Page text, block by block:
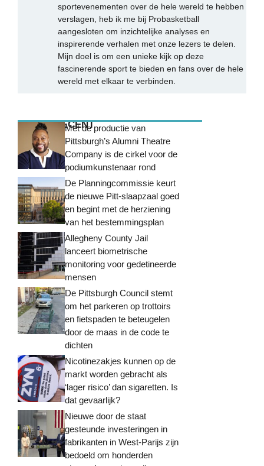
sportevenementen over de hele wereld te hebben
verslagen, heb ik me bij Probasketball
aangesloten om inzichtelijke analyses en
inspirerende verhalen met onze lezers te delen.
Mijn doel is om een unieke kijk op deze
fascinerende sport te bieden en fans over de hele
wereld met elkaar te verbinden.
MEEST RECENTMet de productie van
Pittsburgh’s Alumni Theatre
Company is de cirkel voor de
podiumkunstenaar rond
De Planningcommissie keurt
de nieuwe Pitt-slaapzaal goed
en begint met de herziening
van het bestemmingsplan
Allegheny County Jail
lanceert biometrische
monitoring voor gedetineerde
mensen
De Pittsburgh Council stemt
om het parkeren op trottoirs
en fietspaden te beteugelen
door de maas in de code te
dichten
Nicotinezakjes kunnen op de
markt worden gebracht als
‘lager risico’ dan sigaretten. Is
dat gevaarlijk?
Nieuwe door de staat
gesteunde investeringen in
fabrikanten in West-Parijs zijn
bedoeld om honderden